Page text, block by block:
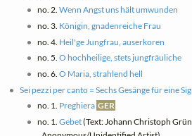
no. 2. Wenn Angst uns hält umwunden
no. 3. Königin, gnadenreiche Frau
no. 4. Heil'ge Jungfrau, auserkoren
no. 5. O hochheilige, stets jungfräuliche
no. 6. O Maria, strahlend hell
Sei pezzi per canto = Sechs Gesänge für eine
no. 1. Preghiera GER
no. 1. Gebet(Text: Johann Christoph